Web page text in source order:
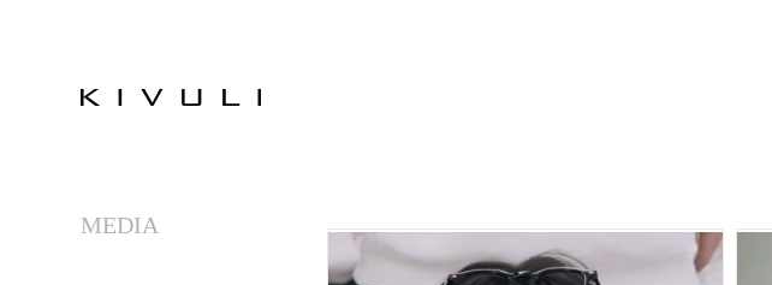
MEDIA